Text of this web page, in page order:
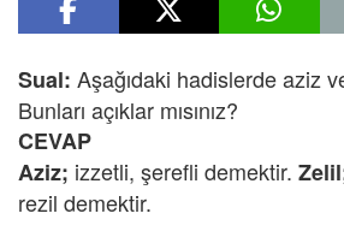
Sual: Aşağıdaki hadislerde aziz
Bunları açıklar mısınız?
CEVAP
Aziz; izzetli, şerefli demektir.
rezil demektir.